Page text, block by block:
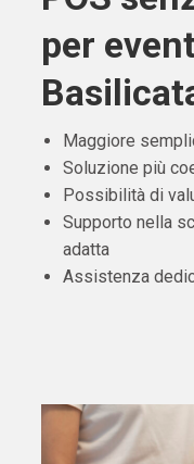
per
Maggiore
Soluzione più
Possibilità di
Supporto nella
adatta
Assistenza